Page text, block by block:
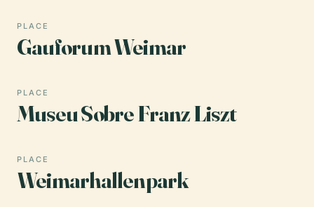
PLACE
Gauforum Weimar
PLACE
Museu Sobre Franz Liszt
PLACE
Weimarhallenpark